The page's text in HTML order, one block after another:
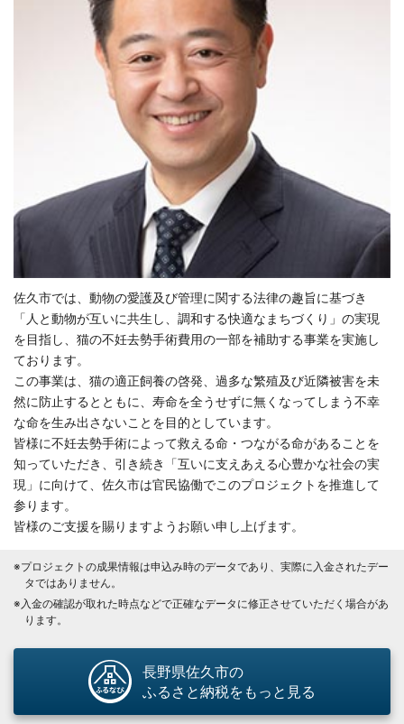
長野県佐久市の
ふるさと納税をもっと見る
佐久市では、動物の愛護及び管理に関する法律の趣旨に基づき
「人と動物が互いに共生し、調和する快適なまちづくり」の実現
を目指し、猫の不妊去勢手術費用の一部を補助する事業を実施し
ております。
この事業は、猫の適正飼養の啓発、過多な繁殖及び近隣被害を未
然に防止するとともに、寿命を全うせずに無くなってしまう不幸
な命を生み出さないことを目的としています。
皆様に不妊去勢手術によって救える命・つながる命があることを
知っていただき、引き続き「互いに支えあえる心豊かな社会の実
現」に向けて、佐久市は官民協働でこのプロジェクトを推進して
参ります。
皆様のご支援を賜りますようお願い申し上げます。
※プロジェクトの成果情報は申込み時のデータであり、実際に入金されたデー
タではありません。
※入金の確認が取れた時点などで正確なデータに修正させていただく場合があ
ります。